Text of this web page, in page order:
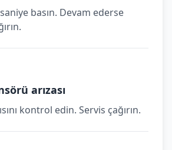
basın. Devam ederse
arızası
kontrol edin. Servis çağırın.